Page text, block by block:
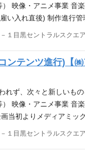
ツ全体のクオリティと
動画の企画立案
▼運用 ◎チャンネル
）広告の運用 （
意見交換もしやすく
要なフェーズに関わ
ション業務経験
に携わった経験 プロ
テイメント産業全て
ェクトの状況に応じ
ターテイメントにつ
ちらも是非ご覧くだ
映像・アニメ事業 音
い入れ直後) 制作進行
の補佐、資料作成、会
ェック、スタジオやス
アアップについて■
サーとしての専門性
やヒアリングをいとわ
ントなどのマネジメ
く、制作の補佐が得
況に合わせて、臨機
www.earthstar.co.jp/ ▼
１目黒セントラルスクエ
ンテンツ進行)【
ず、次々と新しいも
映像・アニメ事業
当初よりメディアミッ
せていく、メディア
ドリーム】【補講男子
１目黒セントラルスクエ